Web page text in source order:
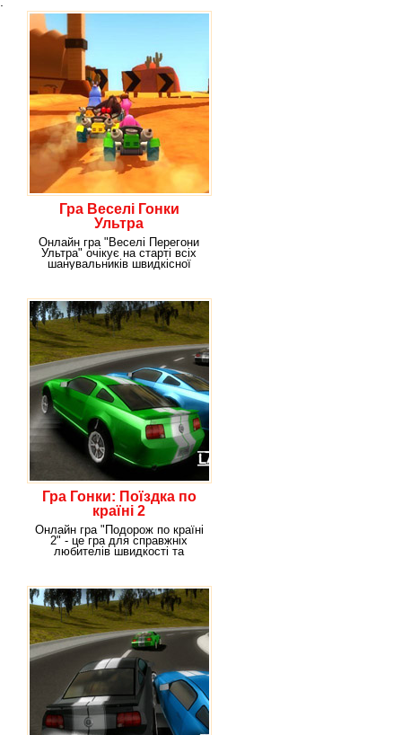
Гра Веселі Гонки
Ультра
Онлайн гра "Веселі Перегони
Ультра" очікує на старті всіх
шанувальників швидкісної
Гра Гонки: Поїздка по
країні 2
Онлайн гра "Подорож по країні
2" - це гра для справжніх
любителів швидкості та